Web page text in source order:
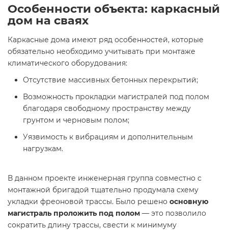
Особенности объекта: каркасный
дом на сваях
Каркасные дома имеют ряд особенностей, которые
обязательно необходимо учитывать при монтаже
климатического оборудования:
Отсутствие массивных бетонных перекрытий;
Возможность прокладки магистралей под полом
благодаря свободному пространству между
грунтом и черновым полом;
Уязвимость к вибрациям и дополнительным
нагрузкам.
В данном проекте инженерная группа совместно с
монтажной бригадой тщательно продумала схему
укладки фреоновой трассы. Было решено основную
магистраль проложить под полом — это позволило
сократить длину трассы, свести к минимуму